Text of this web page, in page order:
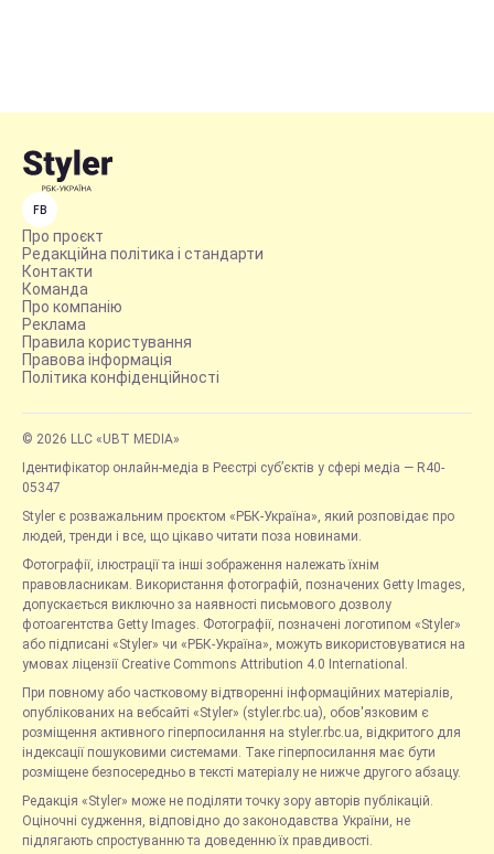
FB
Про проєкт
Редакційна політика і стандарти
Контакти
Команда
Про компанію
Реклама
Правила користування
Правова інформація
Політика конфіденційності
© 2026 LLC «UBT MEDIA»
Ідентифікатор онлайн-медіа в Реєстрі суб’єктів у сфері медіа — R40-
05347
Styler є розважальним проєктом «РБК-Україна», який розповідає про
людей, тренди і все, що цікаво читати поза новинами.
Фотографії, ілюстрації та інші зображення належать їхнім
правовласникам. Використання фотографій, позначених Getty Images,
допускається виключно за наявності письмового дозволу
фотоагентства Getty Images. Фотографії, позначені логотипом «Styler»
або підписані «Styler» чи «РБК-Україна», можуть використовуватися на
умовах ліцензії Creative Commons Attribution 4.0 International.
При повному або частковому відтворенні інформаційних матеріалів,
опублікованих на вебсайті «Styler» (styler.rbc.ua), обов'язковим є
розміщення активного гіперпосилання на styler.rbc.ua, відкритого для
індексації пошуковими системами. Таке гіперпосилання має бути
розміщене безпосередньо в тексті матеріалу не нижче другого абзацу.
Редакція «Styler» може не поділяти точку зору авторів публікацій.
Оціночні судження, відповідно до законодавства України, не
підлягають спростуванню та доведенню їх правдивості.